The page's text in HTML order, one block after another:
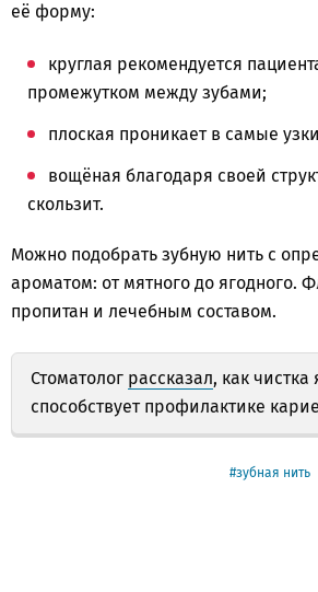
её форму:
круглая рекомендуется
промежутком между зубами;
плоская проникает в самые
вощёная благодаря своей
скользит.
Можно подобрать зубную нить с
ароматом: от мятного до ягодного.
пропитан и лечебным составом.
Стоматолог рассказал, как чистка
способствует профилактике
зубная нить